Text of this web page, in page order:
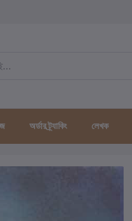
অর্ডার ট্র্যাকিং লেখক